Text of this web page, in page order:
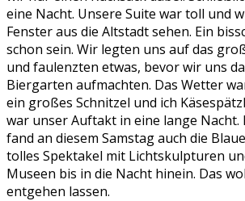
eine Nacht. Unsere Suite war toll und
Fenster aus die Altstadt sehen. Ein
schon sein. Wir legten uns auf das
und faulenzten etwas, bevor wir uns
Biergarten aufmachten. Das Wetter
ein großes Schnitzel und ich
war unser Auftakt in eine lange
fand an diesem Samstag auch die
tolles Spektakel mit Lichtskulpturen
Museen bis in die Nacht hinein. Das
entgehen lassen.